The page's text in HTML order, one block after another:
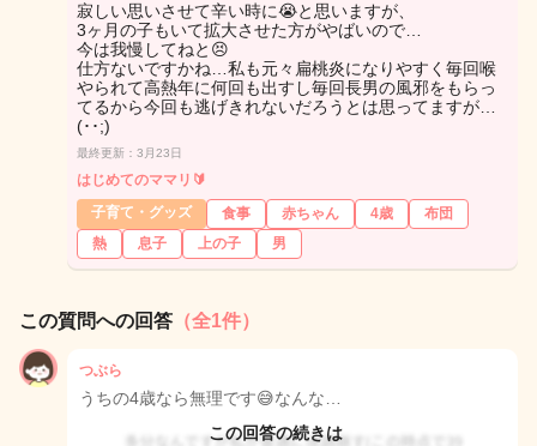
寂しい思いさせて辛い時に😭と思いますが、
3ヶ月の子もいて拡大させた方がやばいので…
今は我慢してねと😣
仕方ないですかね…私も元々扁桃炎になりやすく毎回喉
やられて高熱年に何回も出すし毎回長男の風邪をもらっ
てるから今回も逃げきれないだろうとは思ってますが…
(･･;)
最終更新：3月23日
はじめてのママリ🔰
子育て・グッズ
食事 赤ちゃん 4歳
布団
熱
息子 上の子 男
この質問への回答 （全1件）
つぶら
うちの4歳なら無理です😅なんな…
この回答の続きは